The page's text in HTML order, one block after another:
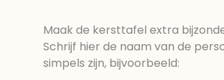
Maak de kersttafel extra
Schrijf hier de naam van de
simpels zijn, bijvoorbeeld: